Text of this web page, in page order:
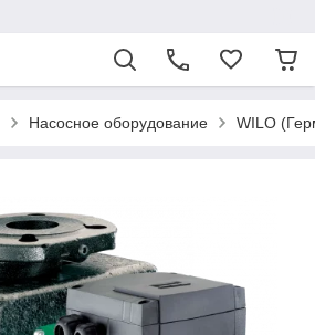
Насосное оборудование WILO